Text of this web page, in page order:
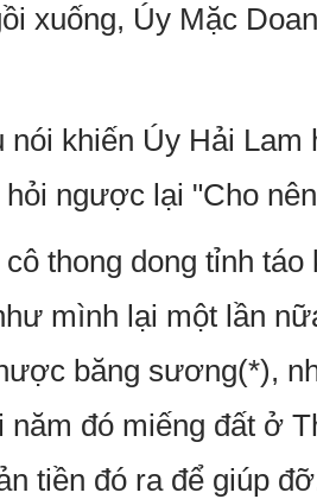
xuống, Úy Mặc
nói khiến Úy Hải
ngược lại "Cho
thong dong tỉnh
mình lại một lần
băng sương(*),
năm đó miếng đất ở
tiền đó ra để giúp